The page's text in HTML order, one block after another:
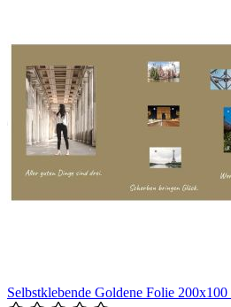
Selbstklebende Goldene Folie 200x100